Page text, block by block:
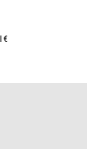
€